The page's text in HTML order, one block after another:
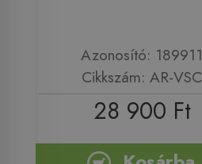
Azonosító: 189911
Cikkszám: AR-VSC
28 900 Ft